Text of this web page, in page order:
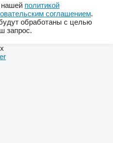
нашей политикой
соглашением.
обработаны с целью
запрос.